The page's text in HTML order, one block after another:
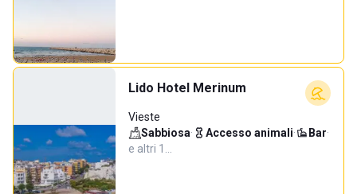
Lido Hotel Merinum
Vieste
Sabbiosa· Accesso animali· Bar·
e altri 1…